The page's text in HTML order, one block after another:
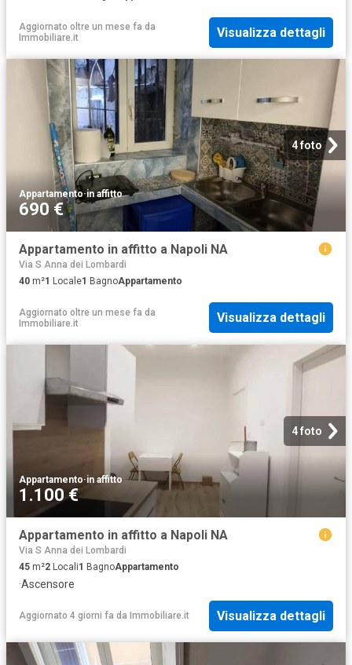
Aggiornato oltre un mese fa da
Immobiliare.it
Visualizza dettagli
4 foto
Appartamento·in affitto
690 €
Appartamento in affitto a Napoli NA
Via S Anna dei Lombardi
40 m²1 Locale1 BagnoAppartamento
Aggiornato oltre un mese fa da
Immobiliare.it
Visualizza dettagli
4 foto
Appartamento·in affitto
1.100 €
Appartamento in affitto a Napoli NA
Via S Anna dei Lombardi
45 m²2 Locali1 BagnoAppartamento
·Ascensore
Aggiornato 4 giorni fa da Immobiliare.it Visualizza dettagli